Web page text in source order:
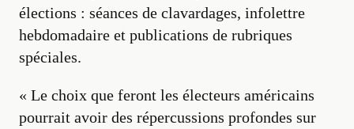
élections : séances de clavardages, infolettre
hebdomadaire et publications de rubriques
spéciales.
« Le choix que feront les électeurs américains
pourrait avoir des répercussions profondes sur